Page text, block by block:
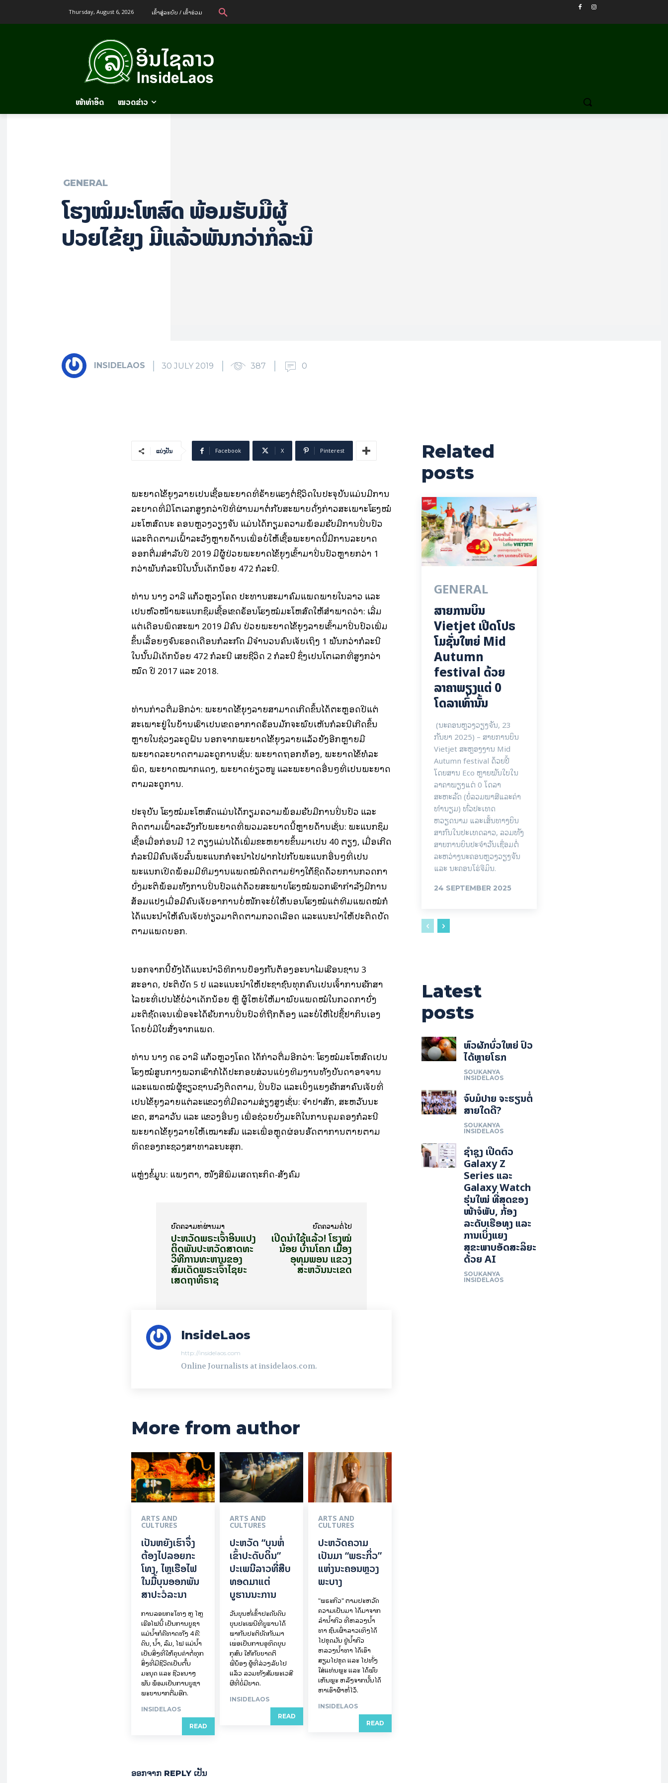
Thursday, August 6, 2026 ເຂົ້າ​ສູ່​ລະ​ບົບ / ເຂົ້າ​ຮ່ວມ
ໜ້າທຳອິດ ໝວດຂ່າວ
GENERAL
ໂຮງໝໍມະໂຫສົດ ພ້ອມຮັບມືຜູ້
ປ່ວຍໄຂ້ຍຸງ ມີແລ້ວພັນກວ່າກໍລະນີ
INSIDELAOS 30 JULY 2019 387 0
ແບ່ງປັນ Facebook X Pinterest
ພະຍາດໄຂ້ຍຸງລາຍເປັນເຊື້ອພະຍາດທີ່ຮ້າຍແຮງຕໍ່ຊີວິດໃນປະຈຸບັນແມ່ນມີການ
ລະບາດທີ່ມີໂຕເລກສູງກວ່າປີທີ່ຜ່ານມາຕໍ່ກັບສະພາບດັ່ງກ່າວສະເພາະໂຮງໝໍ
ມະໂຫສົດນະ ຄອນຫຼວງວຽງຈັນ ແມ່ນໄດ້ກຽມຄວາມພ້ອມຮັບມືການປິ່ນປົວ
ແລະຕິດຕາມເຝົ້າລະວັງຫຼາຍດ້ານເພື່ອບໍ່ໃຫ້ເຊື້ອພະຍາດນີ້ມີການລະບາດ
ອອກຕື່ມສຳລັບປີ 2019 ມີຜູ້ປ່ວຍພະຍາດໄຂ້ຍຸງເຂົ້າມາປິ່ນປົວຫຼາຍກວ່າ 1
ກວ່າພັນກໍລະນີໃນນັ້ນເດັກນ້ອຍ 472 ກໍລະນີ.
ທ່ານ ນາງ ວາລີ ແກ້ວຫຼວງໂຄດ ປະທານສະມາຄົມແພດພາຍໃນລາວ ແລະ
ເປັນຫົວໜ້າພະແນກຊຶມເຊື້ອເຂດຮ້ອນໂຮງໝໍມະໂຫສົດໃຫ້ສຳພາດວ່າ: ເລີ່ມ
ແຕ່ເດືອນພຶດສະພາ 2019 ມີຄົນ ປ່ວຍພະຍາດໄຂ້ຍຸງລາຍເຂົ້າມາປິ່ນປົວເພີ່ມ
ຂຶ້ນເລື້ອຍໆຈົນຮອດເດືອນກໍລະກົດ ມີຈໍານວນຄົນເຈັບເຖິງ 1 ພັນກວ່າກໍລະນີ
ໃນນັ້ນມີເດັກນ້ອຍ 472 ກໍລະນີ ເສຍຊີວິດ 2 ກໍລະນີ ຊຶ່ງເປັນໂຕເລກທີ່ສູງກວ່າ
ໝົດ ປີ 2017 ແລະ 2018.
ທ່ານກ່າວຕື່ມອີກວ່າ: ພະຍາດໄຂ້ຍຸງລາຍສາມາດເກີດຂຶ້ນໄດ້ຕະຫຼອດປີແຕ່
ສະເພາະຢູ່ໃນບ້ານເຮົາເປັນເຂດອາກາດຮ້ອນມັກຈະພົບເຫັນກໍລະນີເກີດຂຶ້ນ
ຫຼາຍໃນຊ່ວງລະດູຝົນ ນອກຈາກພະຍາດໄຂ້ຍຸງລາຍແລ້ວຍັງອີກຫຼາຍມີ
ພະຍາດລະບາດຕາມລະດູການເຊັ່ນ: ພະຍາດຖອກທ້ອງ, ພະຍາດໄຂ້ທໍລະ
ພິດ, ພະຍາດໝາກແດງ, ພະຍາດຍ່ຽວໜູ ແລະພະຍາດອື່ນໆທີ່ເປັນພະຍາດ
ຕາມລະດູການ.
ປະຈຸບັນ ໂຮງໝໍມະໂຫສົດແມ່ນໄດ້ກຽມຄວາມພ້ອມຮັບມືການປິ່ນປົວ ແລະ
ຕິດຕາມເຝົ້າລະວັງກັບພະຍາດທີ່ພວມລະບາດນີ້ຫຼາຍດ້ານເຊັ່ນ: ພະແນກຊຶມ
ເຊື້ອເມື່ອກ່ອນມີ 12 ຕຽງແມ່ນໄດ້ເພີ່ມຂະຫຍາຍຂຶ້ນມາເປັນ 40 ຕຽງ, ເມື່ອເກີດ
ກໍລະນີມີຄົນເຈັບລົ້ນພະແນກກໍຈະນໍາໄປຝາກໄປກັບພະແນກອື່ນໆທີ່ເປັນ
ພະແນກເປີດພ້ອມມີທີມງານແພດໝໍຕິດຕາມຢ່າງໃກ້ຊິດດ້ວຍການກວດກາ
ບົ່ງມະຕິພ້ອມທັງການປິ່ນປົວແຕ່ດ້ວຍສະພາບໂຮງໝໍພວກເຮົາກໍາລັງມີການ
ສ້ອມແປງເມື່ອມີຄົນເຈັບອາການບໍ່ໜັກຈະບໍ່ໃຫ້ນອນໂຮງໝໍແຕ່ທີມແພດໝໍກໍ
ໄດ້ແນະນໍາໃຫ້ຄົນເຈັບທ່ຽວມາຕິດຕາມກວດເລືອດ ແລະແນະນໍາໃຫ້ປະຕິດບັດ
ຕາມແພດບອກ.
ນອກຈາກນີ້ຍັງໄດ້ແນະນໍາວິທີການປ້ອງກັນຕ້ອງອະນາໄມເຮືອນຊານ 3
ສະອາດ, ປະຕິບັດ 5 ປ ແລະແນະນຳໃຫ້ປະຊາຊົນທຸກຄົນເປັນເຈົ້າການຮັກສາ
ໄລຍະທີ່ເປັນໄຂ້ບໍ່ວ່າເດັກນ້ອຍ ຫຼື ຜູ້ໃຫຍ່ໃຫ້ມາພົບແພດໝໍໃນກວດກາບົ່ງ
ມະຕິຊັດເຈນເພື່ອຈະໄດ້ຮັບການປິ່ນປົວທີ່ຖືກຕ້ອງ ແລະບໍ່ໃຫ້ໄປຊື້ຢາກິນເອງ
ໂດຍບໍ່ມີໃບສັ່ງຈາກແພດ.
ທ່ານ ນາງ ດຣ ວາລີ ແກ້ວຫຼວງໂຄດ ໄດ້ກ່າວຕື່ມອີກວ່າ: ໂຮງໝໍມະໂຫສົດເປັນ
ໂຮງໝໍສູນກາງພວກເຮົາກໍໄດ້ປະກອບສ່ວນແບ່ງທີມງານທັງບັນດາອາຈານ
ແລະແພດໝໍຜູ້ຊຽວຊານລົງຕິດຕາມ, ປິ່ນປົວ ແລະເບິ່ງແຍງຮັກສາຄົນເຈັບທີ່
ເປັນໄຂ້ຍຸງລາຍແຕ່ລະແຂວງທີ່ມີຄວາມສ່ຽງສູງເຊັ່ນ: ຈໍາປາສັກ, ສະຫວັນນະ
ເຂດ, ສາລາວັນ ແລະ ແຂວງອື່ນໆ ເພື່ອຊ່ວຍບົ່ງມະຕິໃນການຄຸມຄອງກໍລະນີ
ພະຍາດໄຂ້ຍຸງລາຍໃຫ້ເໝາະສົມ ແລະເພື່ອຫຼຸດຜ່ອນອັດຕາການຕາຍຕາມ
ທິດຂອງກະຊວງສາທາລະນະສຸກ.
ແຫຼ່ງຂໍ້ມູນ: ແພງຕາ, ໜັງສືພິມເສດຖະກິດ-ສັງຄົມ
ບົດ​ຄວາມ​ທີ່​ຜ່ານ​ມາ
ປະຫວັດພຣະເຈົ້າອິນແປງ
ຕິດພັນປະຫວັດສາດທະ
ວິທີການທະຫານຂອງ
ສົມເດັດພຣະເຈົ້າໄຊຍະ
ເສດຖາທິຣາຊ
ບົດ​ຄວາມ​ຕໍ່​ໄປ
ເປີດນຳໃຊ້ແລ້ວ! ໂຮງໝໍ
ນ້ອຍ ບ້ານໂຄກ ເມືອງ
ອຸທຸມພອນ ແຂວງ
ສະຫວັນນະເຂດ
InsideLaos
http://insidelaos.com
Online Journalists at insidelaos.com.
More from author
ARTS AND
CULTURES
ເປັນ​ຫຍັງ​ເຮົາ​ຈຶ່ງ​
ຕ້ອງ​ໄປລອຍ​ກະ​
ໂທງ, ໄຫຼ​ເຮືອ​ໄຟ
ໃນ​ມື້​​ບຸນ​ອອກ​ພັນ​
ສາ​ປະ​ວໍ​ລະ​ນາ
ການລອຍ​ກະ​ໂທງ ຫຼື ໄຫຼ
ເຮືອໄຟນີ້ ເປັນການບູຊາ
ແມ່ນໍ້າກໍຄືທາດທັງ 4 ຄື:
ດິນ, ນໍ້າ, ລົມ, ໄຟ ແມ່ນໍ້າ
ເປັນສິ່ງທີ່ໃຫ້ຄຸນຄ່າຕໍ່ທຸກ
ສິ່ງທີ່ມີຊີວິດເປັນຕົ້ນ
ມະນຸດ ແລະ ຊີວະນາໆ
ພັນ ພ້ອມເປັນການບູຊາ
ພະຍານາກຕື່ມອີກ.
INSIDELAOS
READ
ARTS AND
CULTURES
ປະຫວັດ “ບຸນຫໍ່
ເຂົ້າປະດັບດິນ”
ປະເພນີລາວທີ່ສືບ
ທອດມາແຕ່
ບູຮານນະການ
ວັນບຸນຫໍ່ເຂົ້າປະດັບດິນ
ບຸນປະເພນີທີ່ບູຮານໄດ້
ພາກັນປະຕິບັດກັນມາ
ເພື່ອເປັນການອຸທິດບຸນ
ກຸສົນ ໃຫ້ກັບຍາດຕິ
ພີ່ນ້ອງ ຜູ້ທີ່ລ່ວງລັບໄປ
ແລ້ວ ລວມທັງສັມພະເວສີ
ຜີທີ່ບໍ່ມີຍາດ.
INSIDELAOS
READ
ARTS AND
CULTURES
ປະຫວັດຄວາມ
ເປັນມາ “ພຣະກິ່ວ”
ແຫ່ງນະຄອນຫຼວງ
ພະບາງ
"ພຣະກິວ" ຕາມປະຫວັດ
ຄວາມເປັນມາ ໄດ້ມາຈາກ
ລຳນ້ຳກິວ ທີ່ຫລວງນ້ຳ
ທາ ຊົນເຜົ່າລາວເທິງໄດ້
ໄປຂຸດມັນ ຢູ່ນ້ຳກິວ
ຫລວງນ້ຳທາ ໄດ້ເອົາ
ສຽມໄປຂຸດ ແລະ ໄປທັ່ງ
ໃສ່ແທ່ນພຼະ ແລະ ໄດ້ພົບ
ເຫັນພຼະ ຫລັງຈາກນັ້ນໄດ້
ຫາເອົາຜ້າຫໍ່ໄວ້.
INSIDELAOS
READ
ອອກ​ຈາກ REPLY ເປັນ
Related
posts
GENERAL
ສາຍການບິນ
Vietjet ເປີດໂປຣ
ໂມຊັ່ນໃຫຍ່ Mid
Autumn
festival ດ້ວຍ
ລາຄາພຽງແຕ່ 0
ໂດລາເທົ່ານັ້ນ
(ນະຄອນຫຼວງວຽງຈັນ, 23
ກັນຍາ 2025) – ສາຍການບິນ
Vietjet ສະຫຼອງງານ Mid
Autumn festival ດ້ວຍປີ້
ໂດຍສານ Eco ຫຼາຍພັນໃບໃນ
ລາຄາພຽງແຕ່ 0 ໂດລາ
ສະຫະລັດ (ບໍ່ລວມພາສີແລະຄ່າ
ທໍານຽມ) ທົ່ວປະເທດ
ຫວຽດນາມ ແລະເສັ້ນທາງບິນ
ສາກົນໃນປະເທດລາວ, ລວມທັງ
ສາຍການບິນປະຈໍາວັນເຊື່ອມຕໍ່
ລະຫວ່າງນະຄອນຫຼວງວຽງຈັນ
ແລະ ນະຄອນໂຮ່ຈີມິນ.
24 SEPTEMBER 2025
Latest
posts
ຫົວຜັກບົ່ວໃຫຍ່ ປົວ
ໄດ້ຫຼາຍໂຣກ
SOUKANYA
INSIDELAOS
ຈົບມໍປາຍ ຈະຮຽນຕໍ່
ສາຍໃດດີ?
SOUKANYA
INSIDELAOS
ຊຳຊຸງ ເປີດຕົວ
Galaxy Z
Series ແລະ
Galaxy Watch
ຮຸ່ນໃໝ່ ທີ່ສຸດຂອງ
ໜ້າຈໍພັບ, ກ້ອງ
ລະດັບເຮືອທຸງ ແລະ
ການເບິ່ງແຍງ
ສຸຂະພາບອັດສະລິຍະ
ດ້ວຍ AI
SOUKANYA
INSIDELAOS